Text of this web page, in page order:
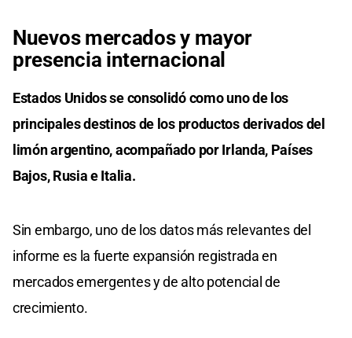
Nuevos mercados y mayor
presencia internacional
Estados Unidos se consolidó como uno de los
principales destinos de los productos derivados del
limón argentino, acompañado por Irlanda, Países
Bajos, Rusia e Italia.
Sin embargo, uno de los datos más relevantes del
informe es la fuerte expansión registrada en
mercados emergentes y de alto potencial de
crecimiento.